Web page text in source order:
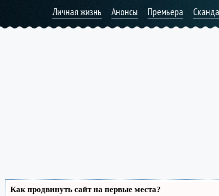
Личная жизнь Анонсы Премьера
Как продвинуть сайт на первые места?